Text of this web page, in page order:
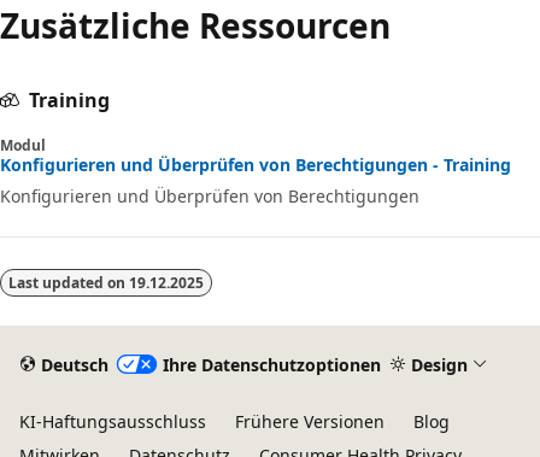
Zusätzliche Ressourcen
Training
Modul
Konfigurieren und Überprüfen von Berechtigungen - Training
Konfigurieren und Überprüfen von Berechtigungen
Last updated on 19.12.2025
Deutsch Ihre Datenschutzoptionen Design
KI-Haftungsausschluss Frühere Versionen
Blog